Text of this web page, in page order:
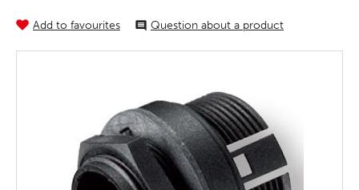
Add to favourites Question about a product